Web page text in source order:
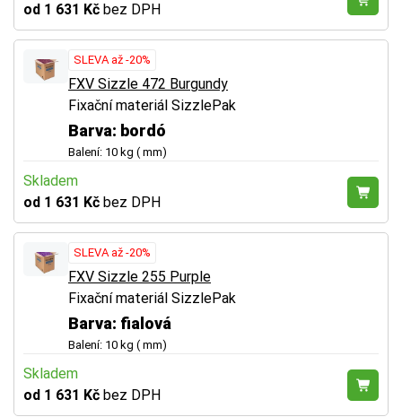
od 1 631 Kč bez DPH
SLEVA až -20%
FXV Sizzle 472 Burgundy
Fixační materiál SizzlePak
Barva: bordó
Balení: 10 kg ( mm)
Skladem
od 1 631 Kč bez DPH
SLEVA až -20%
FXV Sizzle 255 Purple
Fixační materiál SizzlePak
Barva: fialová
Balení: 10 kg ( mm)
Skladem
od 1 631 Kč bez DPH